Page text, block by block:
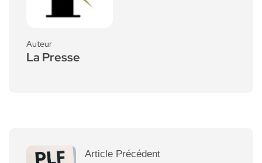
Auteur
La Presse
Article Précédent